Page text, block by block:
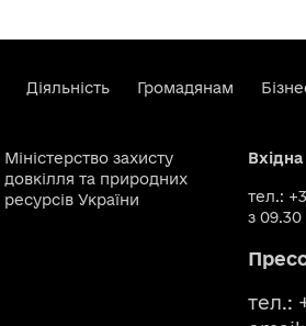
Діяльність Громадянам
Міністерство захисту
довкілля та природних
ресурсів України
тел.:
з 09.30
тел.: